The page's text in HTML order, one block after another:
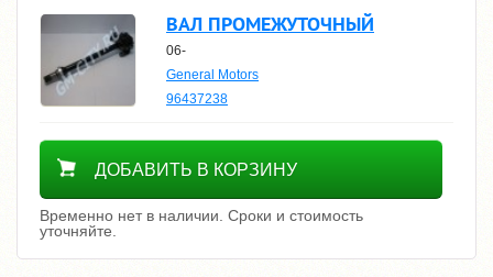
ВАЛ ПРОМЕЖУТОЧНЫЙ
06-
General Motors
96437238
Уточнить цену
ДОБАВИТЬ В КОРЗИНУ
Временно нет в наличии. Сроки и стоимость
уточняйте.